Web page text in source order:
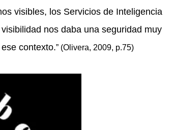
visibles, los Servicios de Inteligencia
nos daba una seguridad muy
contexto.” (Olivera, 2009, p.75)